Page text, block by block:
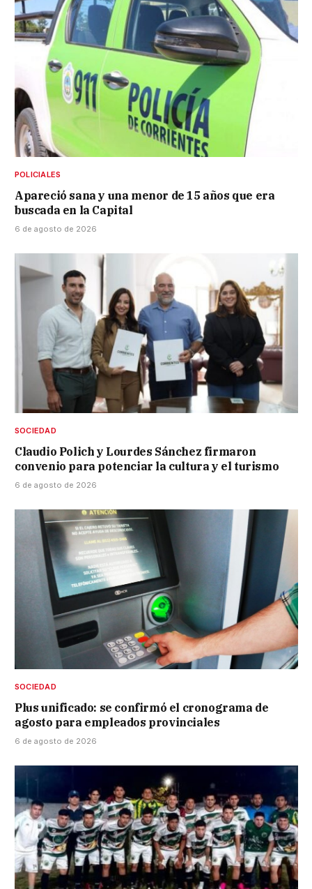
POLICIALES
Apareció sana y una menor de 15 años que era
buscada en la Capital
6 de agosto de 2026
SOCIEDAD
Claudio Polich y Lourdes Sánchez firmaron
convenio para potenciar la cultura y el turismo
6 de agosto de 2026
SOCIEDAD
Plus unificado: se confirmó el cronograma de
agosto para empleados provinciales
6 de agosto de 2026